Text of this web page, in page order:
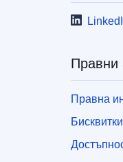
Правни
Правна
Бисквитки